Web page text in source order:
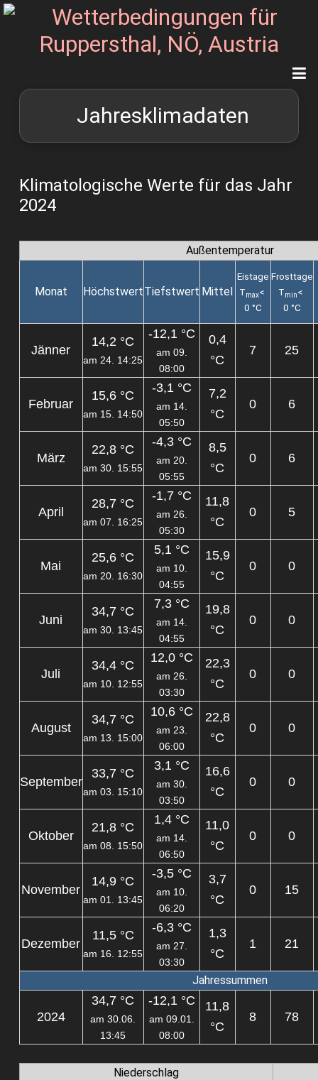
Jahresklimadaten
Klimatologische Werte für das Jahr
2024
Außentemperatur
Monat HöchstwertTiefstwert Mittel
Eistage
Tmax<
0 °C
Frosttage
Tmin<
0 °C
Jänner
14,2 °C
am 24. 14:25
-12,1 °C
am 09.
08:00
0,4
°C
7 25
Februar
15,6 °C
am 15. 14:50
-3,1 °C
am 14.
05:50
7,2
°C
0 6
März
22,8 °C
am 30. 15:55
-4,3 °C
am 20.
05:55
8,5
°C
0 6
April
28,7 °C
am 07. 16:25
-1,7 °C
am 26.
05:30
11,8
°C
0 5
Mai
25,6 °C
am 20. 16:30
5,1 °C
am 10.
04:55
15,9
°C
0 0
Juni
34,7 °C
am 30. 13:45
7,3 °C
am 14.
04:55
19,8
°C
0 0
Juli
34,4 °C
am 10. 12:55
12,0 °C
am 26.
03:30
22,3
°C
0 0
August
34,7 °C
am 13. 15:00
10,6 °C
am 23.
06:00
22,8
°C
0 0
September
33,7 °C
am 03. 15:10
3,1 °C
am 30.
03:50
16,6
°C
0 0
Oktober
21,8 °C
am 08. 15:50
1,4 °C
am 14.
06:50
11,0
°C
0 0
November
14,9 °C
am 01. 13:45
-3,5 °C
am 10.
06:20
3,7
°C
0 15
Dezember
11,5 °C
am 16. 12:55
-6,3 °C
am 27.
03:30
1,3
°C
1 21
Jahressummen
2024
34,7 °C
am 30.06.
13:45
-12,1 °C
am 09.01.
08:00
11,8
°C
8 78
Niederschlag